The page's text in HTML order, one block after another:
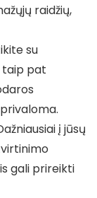
raidžių,
su
taip pat
į jūsų
gali prireikti